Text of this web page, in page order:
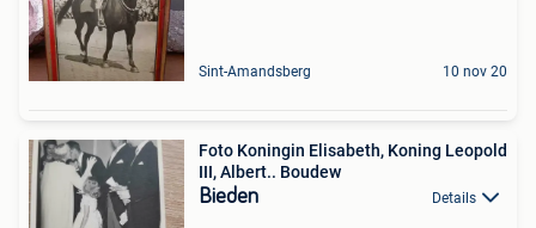
Sint-Amandsberg 10 nov 20
Foto Koningin Elisabeth, Koning Leopold
III, Albert.. Boudew
Bieden Details